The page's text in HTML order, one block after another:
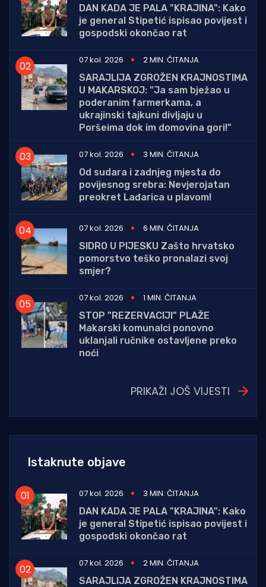
DAN KADA JE PALA "KRAJINA": Kako
je general Stipetić ispisao povijest i
gospodski okončao rat
07 kol. 2026
2 MIN. ČITANJA
SARAJLIJA ZGROŽEN KRAJNOSTIMA
U MAKARSKOJ: "Ja sam bježao u
poderanim farmerkama, a
ukrajinski tajkuni divljaju u
Poršeima dok im domovina gori!"
07 kol. 2026
3 MIN. ČITANJA
Od sudara i zadnjeg mjesta do
povijesnog srebra: Nevjerojatan
preokret Lađarica u plavom!
07 kol. 2026
6 MIN. ČITANJA
SIDRO U PIJESKU Zašto hrvatsko
pomorstvo teško pronalazi svoj
smjer?
07 kol. 2026
1 MIN. ČITANJA
STOP "REZERVACIJI" PLAŽE
Makarski komunalci ponovno
uklanjali ručnike ostavljene preko
noći
PRIKAŽI JOŠ VIJESTI
Istaknute objave
07 kol. 2026
3 MIN. ČITANJA
DAN KADA JE PALA "KRAJINA": Kako
je general Stipetić ispisao povijest i
gospodski okončao rat
07 kol. 2026
2 MIN. ČITANJA
SARAJLIJA ZGROŽEN KRAJNOSTIMA